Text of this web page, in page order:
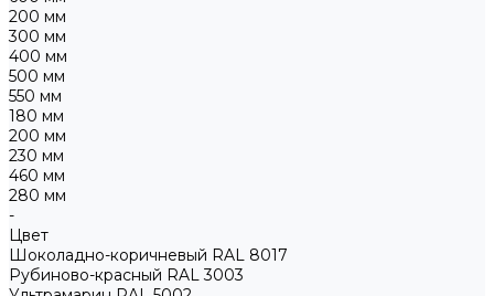
200 мм
300 мм
400 мм
500 мм
550 мм
180 мм
200 мм
230 мм
460 мм
280 мм
-
Цвет
Шоколадно-коричневый RAL 8017
Рубиново-красный RAL 3003